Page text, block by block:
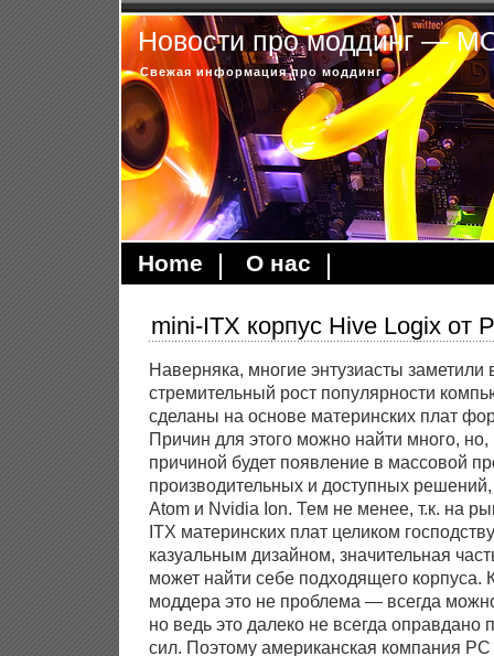
Новости про моддинг —
Свежая информация про моддинг
Home О нас
mini-ITX корпус Hive Logix от
Наверняка, многие энтузиасты
стремительный рост популярности
сделаны на основе материнских плат
Причин для этого можно найти много,
причиной будет появление в массовой
производительных и доступных
Atom и Nvidia Ion. Тем не менее, т.к. на
ITX материнских плат целиком
казуальным дизайном, значительная
может найти себе подходящего корпуса.
моддера это не проблема — всегда
но ведь это далеко не всегда оправдано
сил. Поэтому американская компания